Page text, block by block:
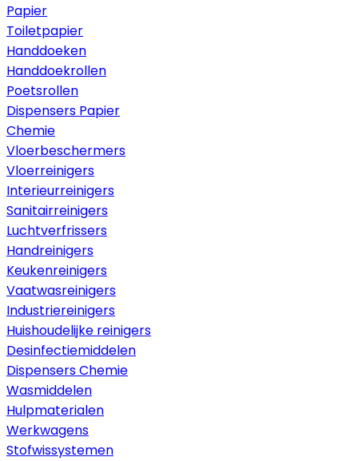
Papier
Toiletpapier
Handdoeken
Handdoekrollen
Poetsrollen
Dispensers Papier
Chemie
Vloerbeschermers
Vloerreinigers
Interieurreinigers
Sanitairreinigers
Luchtverfrissers
Handreinigers
Keukenreinigers
Vaatwasreinigers
Industriereinigers
Huishoudelijke reinigers
Desinfectiemiddelen
Dispensers Chemie
Wasmiddelen
Hulpmaterialen
Werkwagens
Stofwissystemen